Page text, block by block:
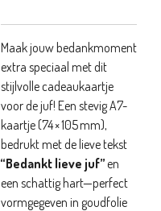
Maak jouw bedankmoment
extra speciaal met dit
stijlvolle cadeaukaartje
voor de juf! Een stevig A7-
kaartje (74 × 105 mm),
bedrukt met de lieve tekst
“Bedankt lieve juf”en
een schattig hart—perfect
vormgegeven in goudfolie